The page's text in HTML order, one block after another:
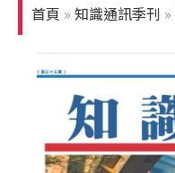
首頁 » 知識通訊季刊 »